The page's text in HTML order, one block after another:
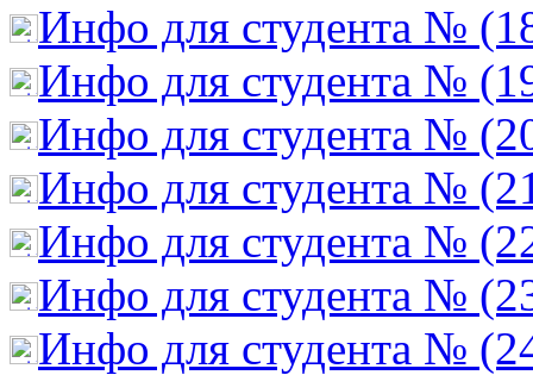
Инфо для студента №
Инфо для студента №
Инфо для студента №
Инфо для студента №
Инфо для студента №
Инфо для студента №
Инфо для студента №